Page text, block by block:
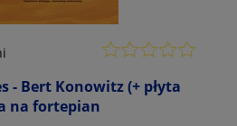
- Bert Konowitz (+ płyta
na fortepian